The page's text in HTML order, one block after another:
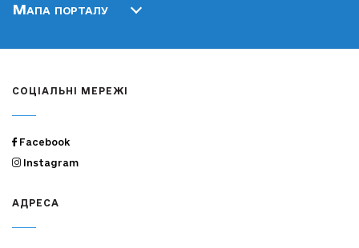
Мапа порталу
СОЦІАЛЬНІ МЕРЕЖІ
Facebook
Instagram
АДРЕСА